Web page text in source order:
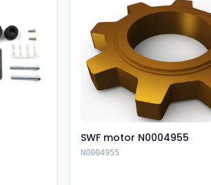
SWF motor N0004955
N0004955